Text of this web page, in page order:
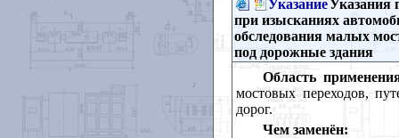
УказаниеУказания
при изысканиях
обследования малых
под дорожные здания
Область
мостовых переходов,
дорог.
Чем заменён: